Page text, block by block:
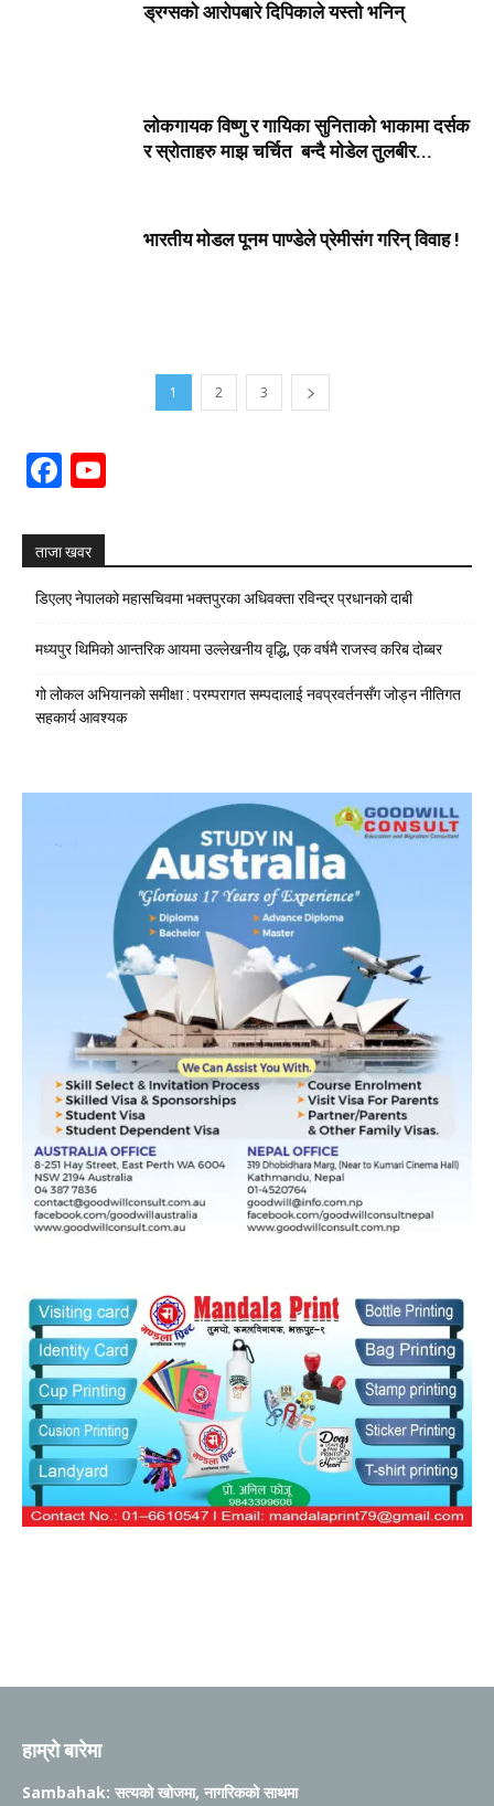
ड्रग्सको आरोपबारे दिपिकाले यस्तो भनिन्
लोकगायक विष्णु र गायिका सुनिताको भाकामा दर्सक
र स्रोताहरु माझ चर्चित बन्दै मोडेल तुलबीर...
भारतीय मोडल पूनम पाण्डेले प्रेमीसंग गरिन् विवाह !
1 2 3
Facebook
ताजा खवर
डिएलए नेपालको महासचिवमा भक्तपुरका अधिवक्ता रविन्द्र प्रधानको दाबी
मध्यपुर थिमिको आन्तरिक आयमा उल्लेखनीय वृद्धि, एक वर्षमै राजस्व करिब दोब्बर
गो लोकल अभियानको समीक्षा : परम्परागत सम्पदालाई नवप्रवर्तनसँग जोड्न नीतिगत
सहकार्य आवश्यक
हाम्रो बारेमा
Sambahak: सत्यको खोजमा, नागरिकको साथमा